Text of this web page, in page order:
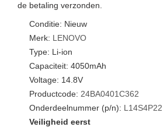
de betaling verzonden.
Conditie: Nieuw
Merk: LENOVO
Type: Li-ion
Capaciteit: 4050mAh
Voltage: 14.8V
Productcode: 24BA0401C362
Onderdeelnummer (p/n): L14S4P22
Veiligheid eerst